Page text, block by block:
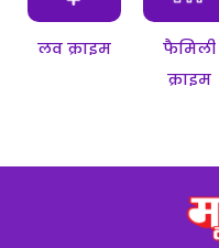
लव क्राइम
फैमिली
क्राइम